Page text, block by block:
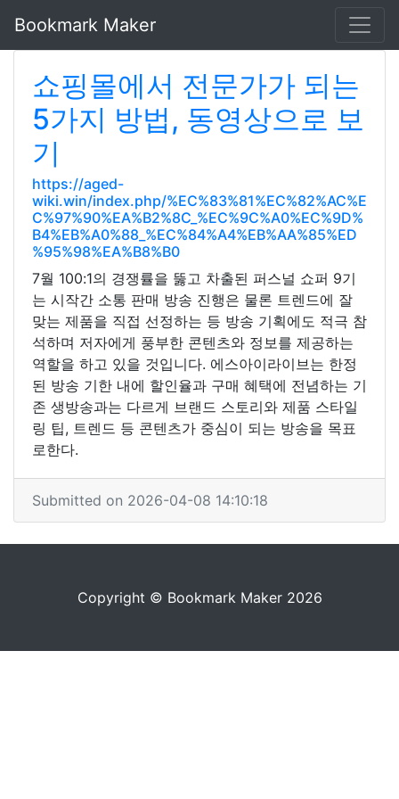
Bookmark Maker
쇼핑몰에서 전문가가 되는
5가지 방법, 동영상으로 보
기
https://aged-
wiki.win/index.php/%EC%83%81%EC%82%AC%E
C%97%90%EA%B2%8C_%EC%9C%A0%EC%9D%
B4%EB%A0%88_%EC%84%A4%EB%AA%85%ED
%95%98%EA%B8%B0
7월 100:1의 경쟁률을 뚫고 차출된 퍼스널 쇼퍼 9기
는 시작간 소통 판매 방송 진행은 물론 트렌드에 잘
맞는 제품을 직접 선정하는 등 방송 기획에도 적극 참
석하며 저자에게 풍부한 콘텐츠와 정보를 제공하는
역할을 하고 있을 것입니다. 에스아이라이브는 한정
된 방송 기한 내에 할인율과 구매 혜택에 전념하는 기
존 생방송과는 다르게 브랜드 스토리와 제품 스타일
링 팁, 트렌드 등 콘텐츠가 중심이 되는 방송을 목표
로한다.
Submitted on 2026-04-08 14:10:18
Copyright © Bookmark Maker 2026